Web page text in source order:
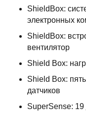
ShieldBox:
электронных
ShieldBox:
вентилятор
Shield Box:
Shield Box:
датчиков
SuperSense: 19